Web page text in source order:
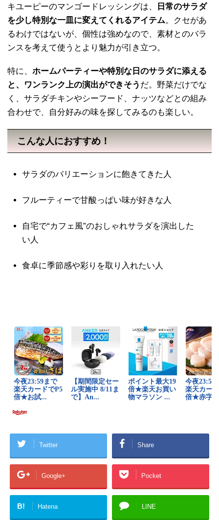
キユーピーのマンゴードレッシングは、
日常のサラダ
を少し特別な一皿に変えてくれるアイテム。クセがあ
るわけではないが、個性は強めなので、素材とのバラ
ンスを考えて使うとより魅力が引き立つ。
特に、 ホームパーティーや特別な日のサラダに添える
と、ワンランク上の演出ができそう だ。野菜だけでな
く、サラダチキンやシーフード、ナッツなどとの組み
合わせで、自分好みの味を探してみるのも楽しい。
こんな人におすすめ！
サラダのバリエーションに飽きてきた人
フルーティーで甘酸っぱい味が好きな人
自宅で“カフェ風”のおしゃれサラダを演出した
い人
食卓に季節感や彩りを取り入れたい人
Twitter Share
Google+ Pocket
B! Hatena LINE